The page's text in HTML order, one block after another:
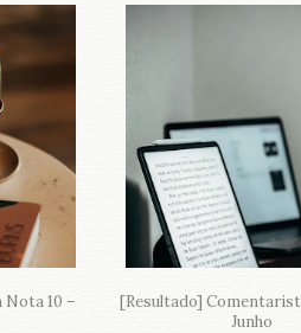
10 –
[Resultado]
Junho